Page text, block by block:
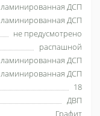
ламинированная ДСП
ламинированная ДСП
не предусмотрено
распашной
ламинированная ДСП
ламинированная ДСП
18
ДВП
Графит